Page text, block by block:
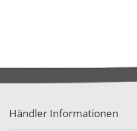
Händler Informationen